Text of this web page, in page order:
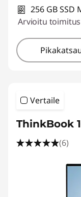
256 GB SSD
Arvioitu
Vertaile
ThinkBook
(6)